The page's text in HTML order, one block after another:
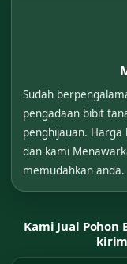
Sudah
pengadaan bibit
penghijauan.
dan kami
memudahkan anda.
Kami Jual Pohon